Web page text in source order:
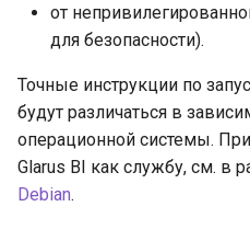
от
для безопасности).
Точные инструкции по
будут различаться в
операционной системы.
Glarus BI как службу, см. в
Debian.